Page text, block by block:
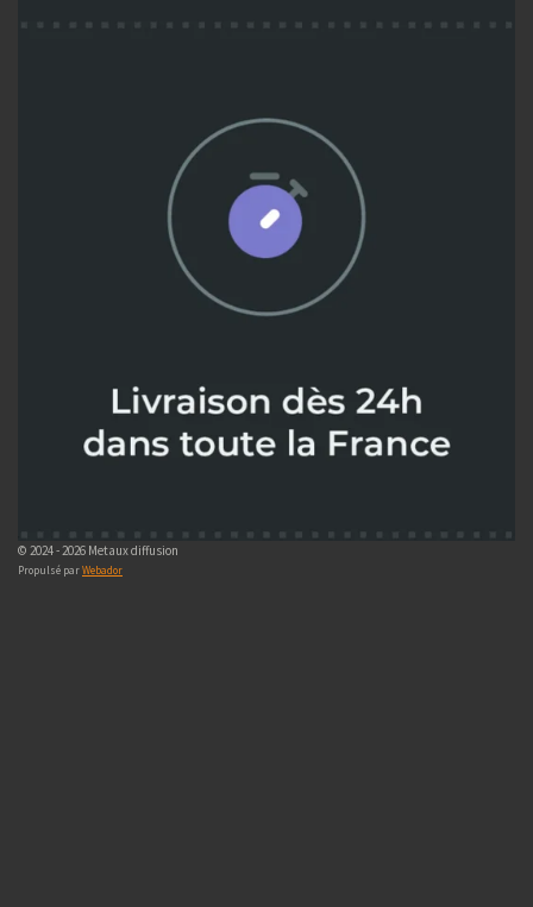
© 2024 - 2026 Metaux diffusion
Propulsé parWebador